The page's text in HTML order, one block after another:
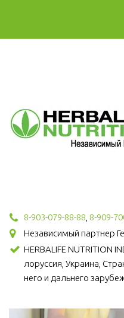
8-903-079-88-88 8-909-
Независимый партнер
HERBALIFE NUTRITION
лоруссия, Украина,
него и дальнего